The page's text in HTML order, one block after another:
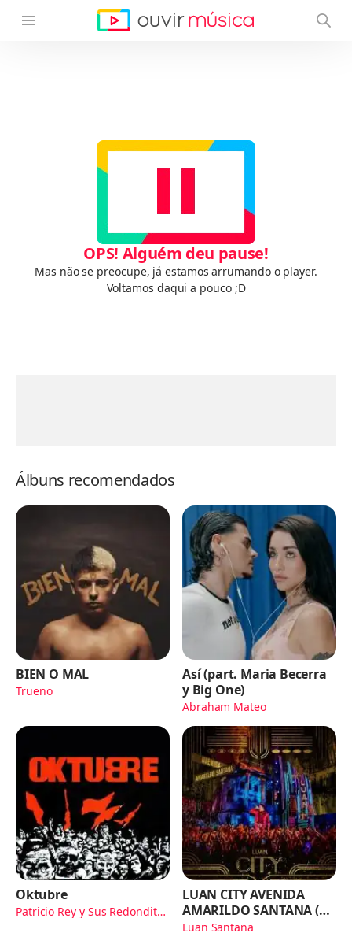
OPS! Alguém deu pause!
Mas não se preocupe, já estamos arrumando o player.
Voltamos daqui a pouco ;D
Álbuns recomendados
BIEN O MAL
Trueno
Así (part. Maria Becerra
y Big One)
Abraham Mateo
Oktubre
Patricio Rey y Sus Redonditos
LUAN CITY AVENIDA
AMARILDO SANTANA (Ao
Vivo)
Luan Santana